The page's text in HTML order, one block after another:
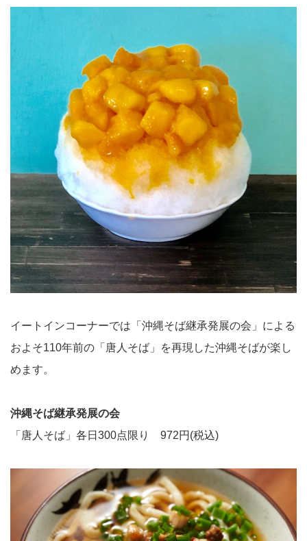
イートインコーナーでは「沖縄そば継承発展の会」による
およそ110年前の「唐人そば」を再現した沖縄そばが楽し
めます。
沖縄そば継承発展の会
「唐人そば」各日300点限り 972円(税込)